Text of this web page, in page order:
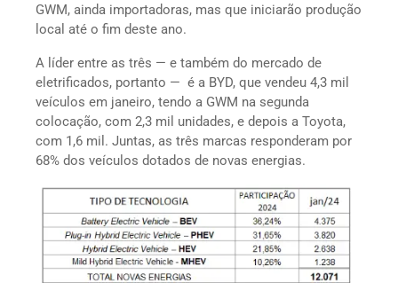
GWM, ainda importadoras, mas que iniciarão produção
local até o fim deste ano.
A líder entre as três — e também do mercado de
eletrificados, portanto — é a BYD, que vendeu 4,3 mil
veículos em janeiro, tendo a GWM na segunda
colocação, com 2,3 mil unidades, e depois a Toyota,
com 1,6 mil. Juntas, as três marcas responderam por
68% dos veículos dotados de novas energias.